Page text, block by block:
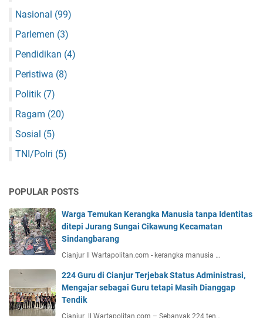
Nasional (99)
Parlemen (3)
Pendidikan (4)
Peristiwa (8)
Politik (7)
Ragam (20)
Sosial (5)
TNI/Polri (5)
POPULAR POSTS
Warga Temukan Kerangka Manusia tanpa Identitas
ditepi Jurang Sungai Cikawung Kecamatan
Sindangbarang
Cianjur ll Wartapolitan.com - kerangka manusia …
224 Guru di Cianjur Terjebak Status Administrasi,
Mengajar sebagai Guru tetapi Masih Dianggap
Tendik
Cianjur ll Wartapolitan.com – Sebanyak 224 ten…